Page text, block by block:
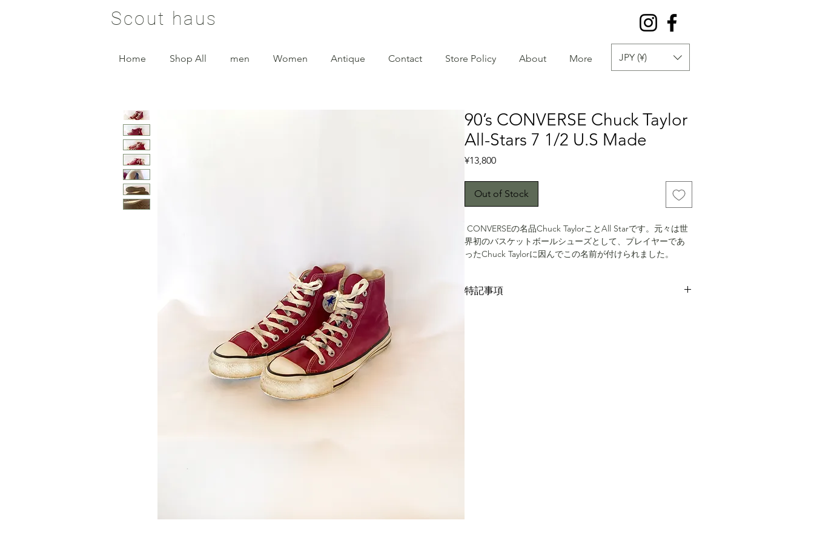
Scout haus
Home Shop All men Women Antique Contact Store Policy About More JPY (¥)
90’s CONVERSE Chuck Taylor
All-Stars 7 1/2 U.S Made
¥13,800Price
Out of Stock
CONVERSEの名品Chuck TaylorことAll Starです。元々は世
界初のバスケットボールシューズとして、プレイヤーであ
ったChuck Taylorに因んでこの名前が付けられました。
特記事項